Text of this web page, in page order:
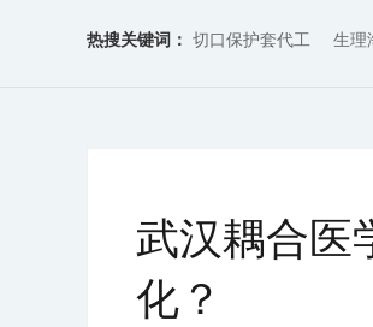
热搜关键词： 切口保护套代工 生理
武汉耦合医
化？